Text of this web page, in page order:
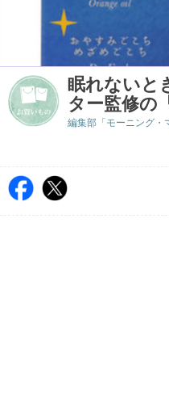
眠れないと
ター監修の
編集部「モーニング・